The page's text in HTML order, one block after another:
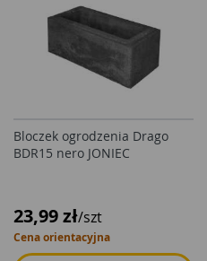
Bloczek ogrodzenia Drago
BDR15 nero JONIEC
23,99 zł/szt
Cena orientacyjna